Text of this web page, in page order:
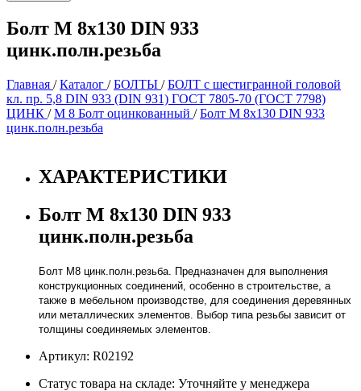
Болт М 8х130 DIN 933
цинк.полн.резьба
Главная /Каталог /БОЛТЫ /БОЛТ с шестигранной головой
кл. пр. 5,8 DIN 933 (DIN 931) ГОСТ 7805-70 (ГОСТ 7798)
ЦИНК /М 8 Болт оцинкованный /Болт М 8х130 DIN 933
цинк.полн.резьба
ХАРАКТЕРИСТИКИ
Болт М 8х130 DIN 933
цинк.полн.резьба
Болт М8 цинк.полн.резьба. Предназначен для выполнения
конструкционных соединений, особенно в строительстве, а
также в мебельном производстве, для соединения деревянных
или металлических элементов. Выбор типа резьбы зависит от
толщины соединяемых элементов.
Артикул: R02192
Статус товара на складе: Уточняйте у менеджера